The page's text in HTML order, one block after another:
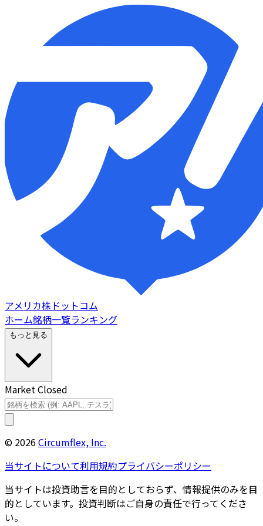
アメリカ株ドットコム
ホーム銘柄一覧ランキング
もっと見る
Market Closed
© 2026Circumflex, Inc.
当サイトについて利用規約プライバシーポリシー
当サイトは投資助言を目的としておらず、情報提供のみを目
的としています。投資判断はご自身の責任で行ってくださ
い。